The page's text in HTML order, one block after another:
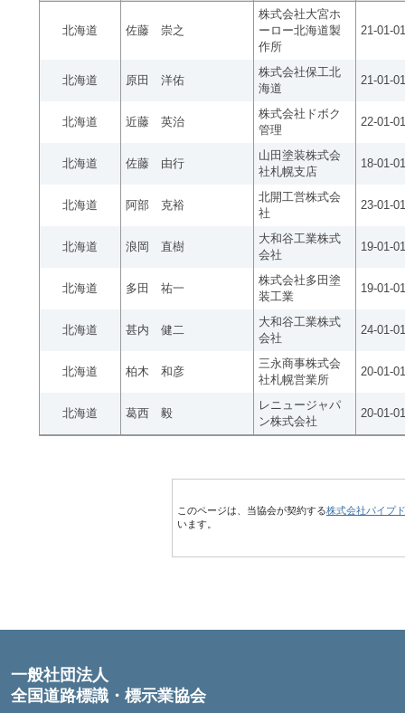
北海道 佐藤 崇之
株式会社大宮ホ
ーロー北海道製
作所
21-01-
北海道 原田 洋佑
株式会社保工北
海道
21-01-
北海道 近藤 英治
株式会社ドボク
管理
22-01-
北海道 佐藤 由行
山田塗装株式会
社札幌支店
18-01-
北海道 阿部 克裕
北開工営株式会
社
23-01-
北海道 浪岡 直樹
大和谷工業株式
会社
19-01-
北海道 多田 祐一
株式会社多田塗
装工業
19-01-
北海道 甚内 健二
大和谷工業株式
会社
24-01-
北海道 柏木 和彦
三永商事株式会
社札幌営業所
20-01-
北海道 葛西 毅
レニュージャパ
ン株式会社
20-01-
このページは、当協会が契約する株式会社パイプ
います。
一般社団法人
全国道路標識・標示業協会